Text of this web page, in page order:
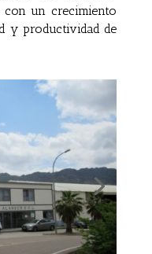
un crecimiento
y productividad de